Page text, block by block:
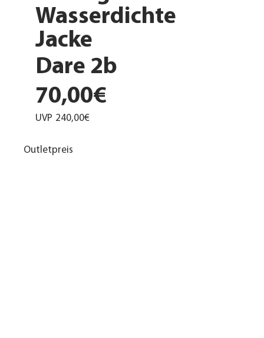
Wasserdichte
Jacke
Dare 2b
70,00€
UVP 240,00€
Outletpreis